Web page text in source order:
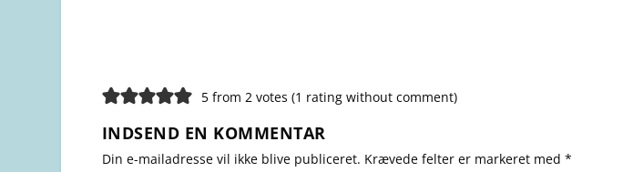
5 from 2 votes (1 rating without comment)
INDSEND EN KOMMENTAR
Din e-mailadresse vil ikke blive publiceret. Krævede felter er markeret med *